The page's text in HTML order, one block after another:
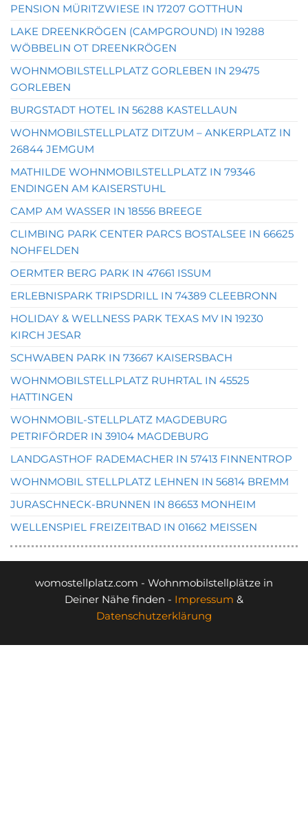
PENSION MÜRITZWIESE IN 17207 GOTTHUN
LAKE DREENKRÖGEN (CAMPGROUND) IN 19288
WÖBBELIN OT DREENKRÖGEN
WOHNMOBILSTELLPLATZ GORLEBEN IN 29475
GORLEBEN
BURGSTADT HOTEL IN 56288 KASTELLAUN
WOHNMOBILSTELLPLATZ DITZUM – ANKERPLATZ IN
26844 JEMGUM
MATHILDE WOHNMOBILSTELLPLATZ IN 79346
ENDINGEN AM KAISERSTUHL
CAMP AM WASSER IN 18556 BREEGE
CLIMBING PARK CENTER PARCS BOSTALSEE IN 66625
NOHFELDEN
OERMTER BERG PARK IN 47661 ISSUM
ERLEBNISPARK TRIPSDRILL IN 74389 CLEEBRONN
HOLIDAY & WELLNESS PARK TEXAS MV IN 19230
KIRCH JESAR
SCHWABEN PARK IN 73667 KAISERSBACH
WOHNMOBILSTELLPLATZ RUHRTAL IN 45525
HATTINGEN
WOHNMOBIL-STELLPLATZ MAGDEBURG
PETRIFÖRDER IN 39104 MAGDEBURG
LANDGASTHOF RADEMACHER IN 57413 FINNENTROP
WOHNMOBIL STELLPLATZ LEHNEN IN 56814 BREMM
JURASCHNECK-BRUNNEN IN 86653 MONHEIM
WELLENSPIEL FREIZEITBAD IN 01662 MEISSEN
womostellplatz.com - Wohnmobilstellplätze in
Deiner Nähe finden - Impressum &
Datenschutzerklärung